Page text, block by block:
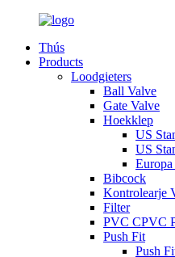
Thús
Products
Loodgieters
Ball Valve
Gate Valve
Hoekklep
US
US
Bibcock
Kontrolearje
Filter
PVC CPVC
Push Fit
Push